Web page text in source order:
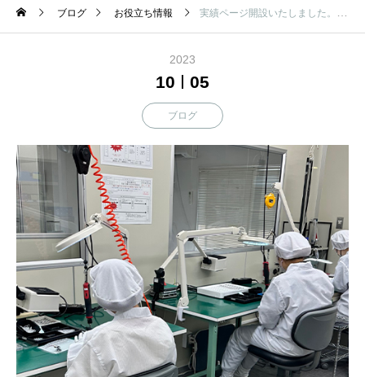
ブログ お役立ち情報 実績ページ開設いたしました。
2023
10 05
ブログ